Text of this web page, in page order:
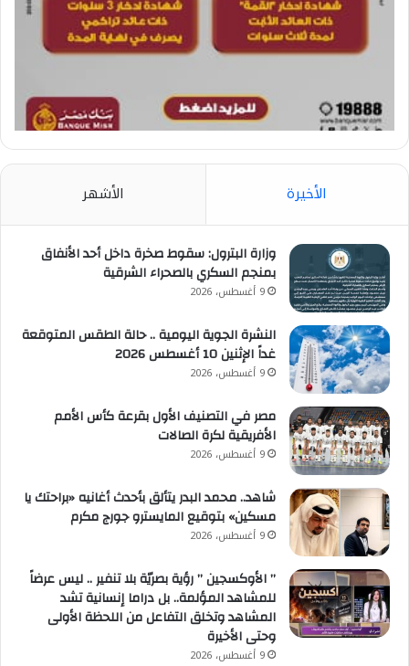
الأخيرة الأشهر
وزارة البترول: سقوط صخرة داخل أحد الأنفاق
بمنجم السكري بالصحراء الشرقية
9 أغسطس، 2026
النشرة الجوية اليومية .. حالة الطقس المتوقعة
غداً الإثنين 10 أغسطس 2026
9 أغسطس، 2026
مصر في التصنيف الأول بقرعة كأس الأمم
الأفريقية لكرة الصالات
9 أغسطس، 2026
شاهد.. محمد البدر يتألق بأحدث أغانيه «براحتك يا
مسكين» بتوقيع المايسترو جورج مكرم
9 أغسطس، 2026
” الأوكسجين ” رؤية بصريّة بلا تنفير .. ليس عرضاً
للمشاهد المؤلمة.. بل دراما إنسانية تشد
المشاهد وتخلق التفاعل من اللحظة الأولى
وحتى الأخيرة
9 أغسطس، 2026